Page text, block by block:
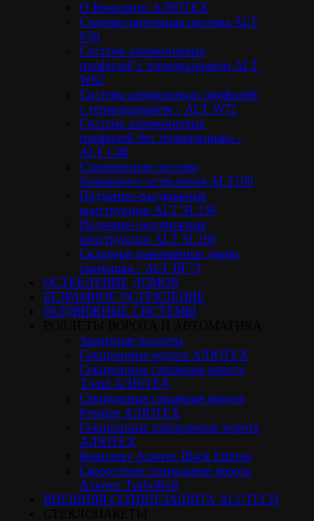
О Компании АЛЮТЕХ
Стоечно-ригельная система ALT
F50
Cистема алюминиевых
профилей с терморазрывом ALT
W62
Система алюминивых профилей
с терморазрывом - ALT W72
Cистема алюминиевых
профилей без терморазрыва -
ALT C48
Cовременная система
балконного остекления ALT100
Подъемно-раздвижные
конструкции ALT SL130
Подъемно-раздвижные
конструкции ALT SL160
Cкладные панорамные двери
гармошка - ALT BF73
ОСТЕКЛЕНИЕ ДОМОВ
БЕЗРАМНОЕ ОСТЕКЛЕНИЕ
РАЗДВИЖНЫЕ СИСТЕМЫ
Защитные роллеты
Секционные ворота АЛЮТЕХ
Секционные гаражные ворота
Trend АЛЮТЕХ
Секционные гаражные ворота
Prestige АЛЮТЕХ
Секционные панорамные ворота
АЛЮТЕХ
Комплект Алютех Black Edition
Скоростные спиральные ворота
Алютех TurboRoll
ВНЕШНЯЯ СОЛНЦЕЗАЩИТА ALUTECH